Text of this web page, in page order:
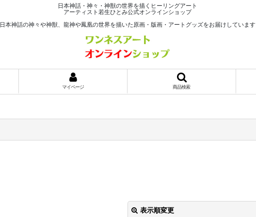
日本神話・神々・神獣の世界を描くヒーリングアート
アーティスト若生ひとみ公式オンラインショップ
日本神話の神々や神獣、龍神や鳳凰の世界を描いた原画・版画・アートグッズをお届けしています
マイページ 商品検索
表示順変更